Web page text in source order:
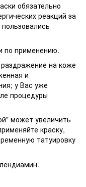
обязательно
реакций за
по применению.
на коже
и
у Вас уже
процедуры
может увеличить
краску,
татуировку